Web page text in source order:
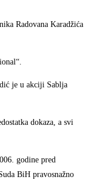
Radovana Karadžića
je u akciji Sablja
dokaza, a svi
godine pred
BiH pravosnažno